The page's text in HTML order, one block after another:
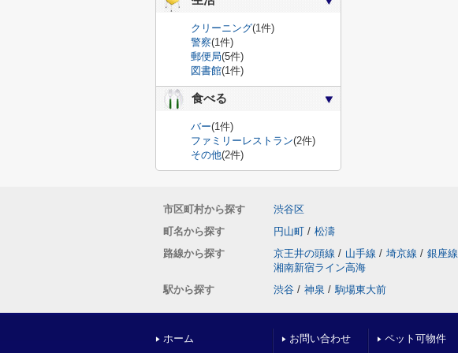
クリーニング(1件)
警察(1件)
郵便局(5件)
図書館(1件)
食べる
バー(1件)
ファミリーレストラン(2件)
その他(2件)
市区町村から探す
渋谷区
町名から探す
円山町 / 松濤
路線から探す
京王井の頭線 / 山手線 / 埼京線 / 銀座線
湘南新宿ライン高海
駅から探す
渋谷 / 神泉 / 駒場東大前
ホーム お問い合わせ ペット可物件